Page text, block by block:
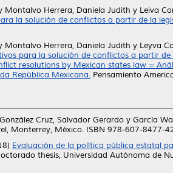
Montalvo Herrera, Daniela Judith y Leiva
la solución de conflictos a partir de la
Montalvo Herrera, Daniela Judith y Leyva
para la solución de conflictos a partir
resolutions by Mexican states law =
República Mexicana. Pensamiento
González Cruz, Salvador Gerardo y García
Monterrey, México. ISBN 978-607-8477-
Evaluación de la política pública estatal
thesis, Universidad Autónoma de